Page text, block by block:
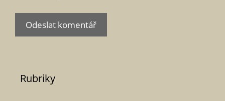
Rubriky